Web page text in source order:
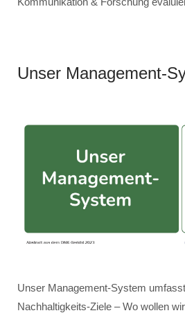
Unser Management-
Unser Management-System
Nachhaltigkeits-Ziele – Wo wollen